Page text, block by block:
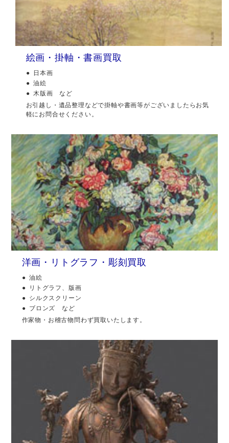
絵画・掛軸・書画買取
日本画
油絵
木版画 など
お引越し・遺品整理などで掛軸や書画等がございましたらお気
軽にお問合せください。
洋画・リトグラフ・彫刻買取
油絵
リトグラフ、版画
シルクスクリーン
ブロンズ など
作家物・お稽古物問わず買取いたします。